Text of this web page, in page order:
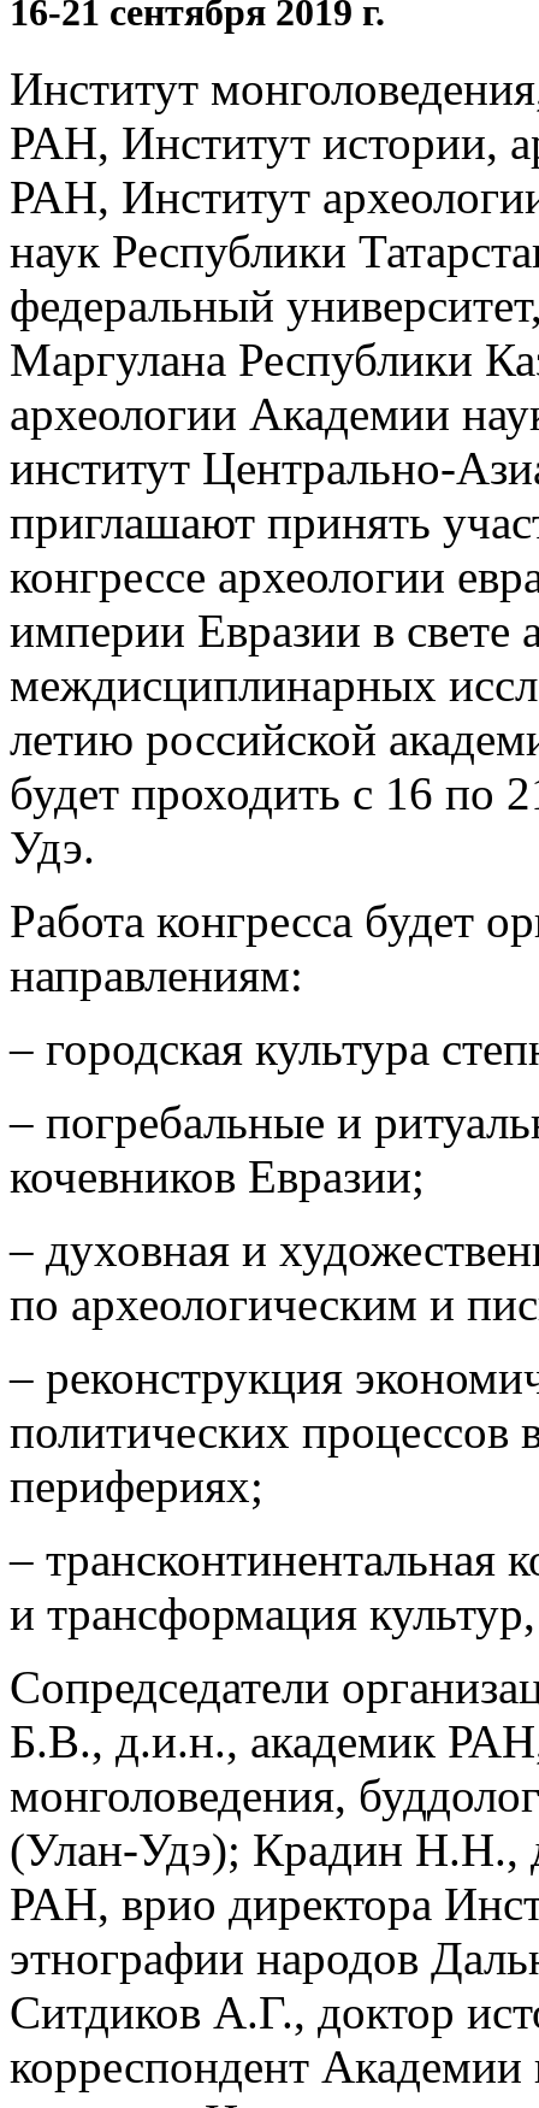
16-21 сентября 2019 г.
Институт
РАН, Институт истории,
РАН, Институт
наук Республики
федеральный
Маргулана Республики
археологии Академии
институт Центрально-
приглашают принять
конгрессе археологии
империи Евразии в свете
междисциплинарных
летию российской
будет проходить с 16 по
Удэ.
Работа конгресса будет
направлениям:
– городская культура
– погребальные и
кочевников Евразии;
– духовная и
по археологическим и
– реконструкция
политических
перифериях;
– трансконтинентальная
и трансформация
Сопредседатели
Б.В., д.и.н., академик
монголоведения,
(Улан-Удэ); Крадин Н.Н.,
РАН, врио директора
этнографии народов
Ситдиков А.Г., доктор
корреспондент Академии